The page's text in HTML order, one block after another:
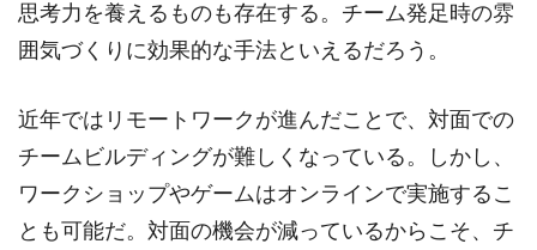
思考力を養えるものも存在する。チーム発足時の雰
囲気づくりに効果的な手法といえるだろう。
近年ではリモートワークが進んだことで、対面での
チームビルディングが難しくなっている。しかし、
ワークショップやゲームはオンラインで実施するこ
とも可能だ。対面の機会が減っているからこそ、チ